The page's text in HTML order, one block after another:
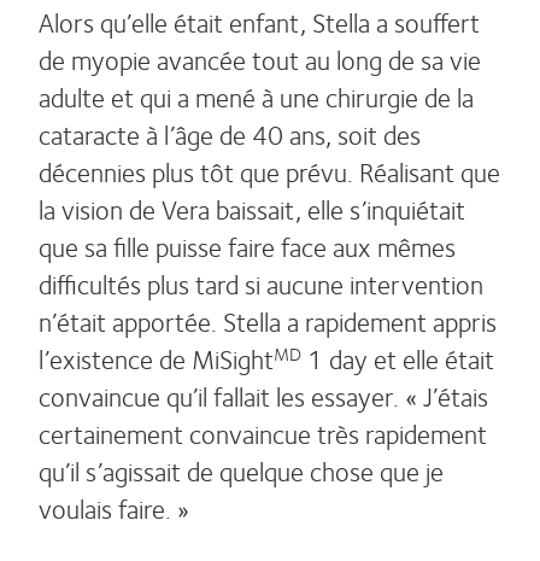
Alors qu’elle était enfant, Stella a souffert
de myopie avancée tout au long de sa vie
adulte et qui a mené à une chirurgie de la
cataracte à l’âge de 40 ans, soit des
décennies plus tôt que prévu. Réalisant que
la vision de Vera baissait, elle s’inquiétait
que sa fille puisse faire face aux mêmes
difficultés plus tard si aucune intervention
n’était apportée. Stella a rapidement appris
l’existence de MiSightMD 1 day et elle était
convaincue qu’il fallait les essayer. « J’étais
certainement convaincue très rapidement
qu’il s’agissait de quelque chose que je
voulais faire. »